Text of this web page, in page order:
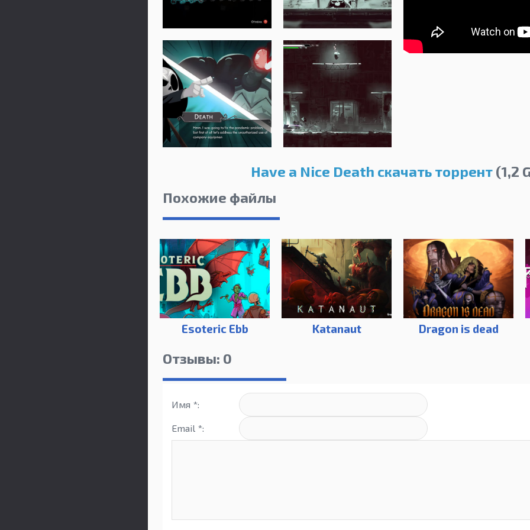
Have a Nice Death скачать торрент(1,2
Похожие файлы
Esoteric Ebb Katanaut Dragon is dead
Отзывы: 0
Имя *:
Email *: